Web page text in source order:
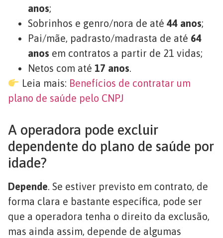
anos;
Sobrinhos e genro/nora de até 44 anos;
Pai/mãe, padrasto/madrasta de até 64
anos em contratos a partir de 21 vidas;
Netos com até 17 anos.
Leia mais: Benefícios de contratar um
plano de saúde pelo CNPJ
A operadora pode excluir
dependente do plano de saúde por
idade?
Depende. Se estiver previsto em contrato, de
forma clara e bastante específica, pode ser
que a operadora tenha o direito da exclusão,
mas ainda assim, depende de algumas